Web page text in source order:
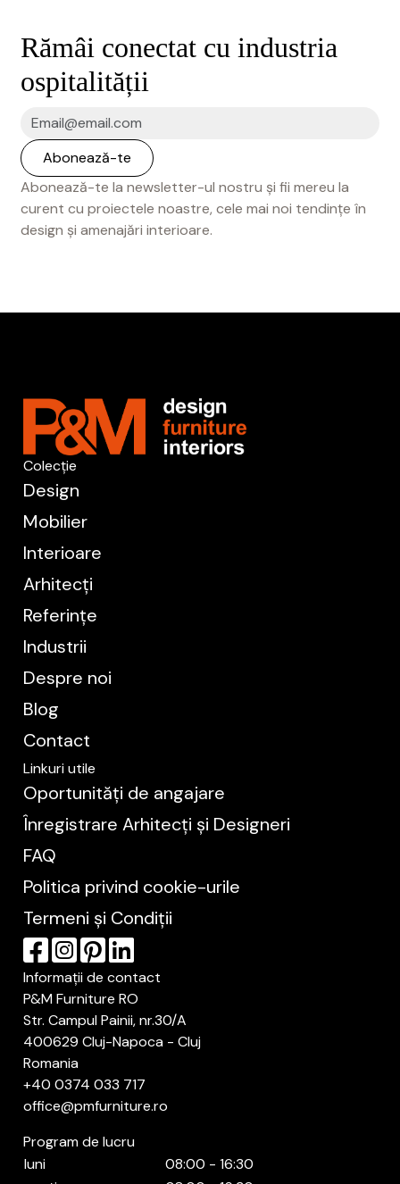
Rămâi conectat cu industria
ospitalității
Abonează-te la newsletter-ul nostru și fii mereu la
curent cu proiectele noastre, cele mai noi tendințe în
design și amenajări interioare.
Colecție
Design
Mobilier
Interioare
Arhitecți
Referințe
Industrii
Despre noi
Blog
Contact
Linkuri utile
Oportunități de angajare
Înregistrare Arhitecți și Designeri
FAQ
Politica privind cookie-urile
Termeni și Condiții
Informații de contact
P&M Furniture RO
Str. Campul Painii, nr.30/A
400629 Cluj-Napoca - Cluj
Romania
+40 0374 033 717
office@pmfurniture.ro
Program de lucru
luni
08:00 - 16:30